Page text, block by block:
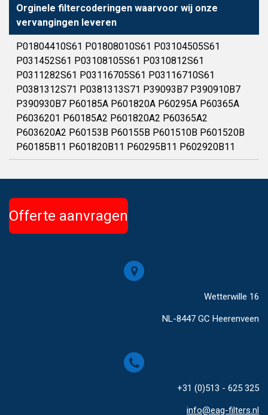
Orginele filtercoderingen waarvoor wij onze
vervangingen leveren
P01804410S61 P01808010S61 P03104505S61
P031452S61 P03108105S61 P0310812S61
P0311282S61 P03116705S61 P03116710S61
P0381312S71 P0381313S71 P39093B7 P390910B7
P390930B7 P60185A P601820A P60295A P60365A
P6036201 P60185A2 P601820A2 P60365A2
P603620A2 P60153B P60155B P601510B P601520B
P60185B11 P601820B11 P60295B11 P602920B11
Offerte aanvragen
Wetterwille 16
NL-8447 GC Heerenveen
+31 (0)513 - 625 325
info@eag-filters.nl